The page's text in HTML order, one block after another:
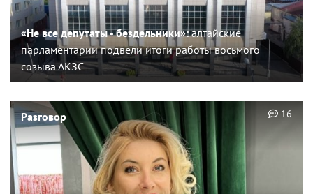
«Не все депутаты - бездельники»:алтайские
парламентарии подвели итоги работы восьмого
созыва АКЗС
Разговор 16